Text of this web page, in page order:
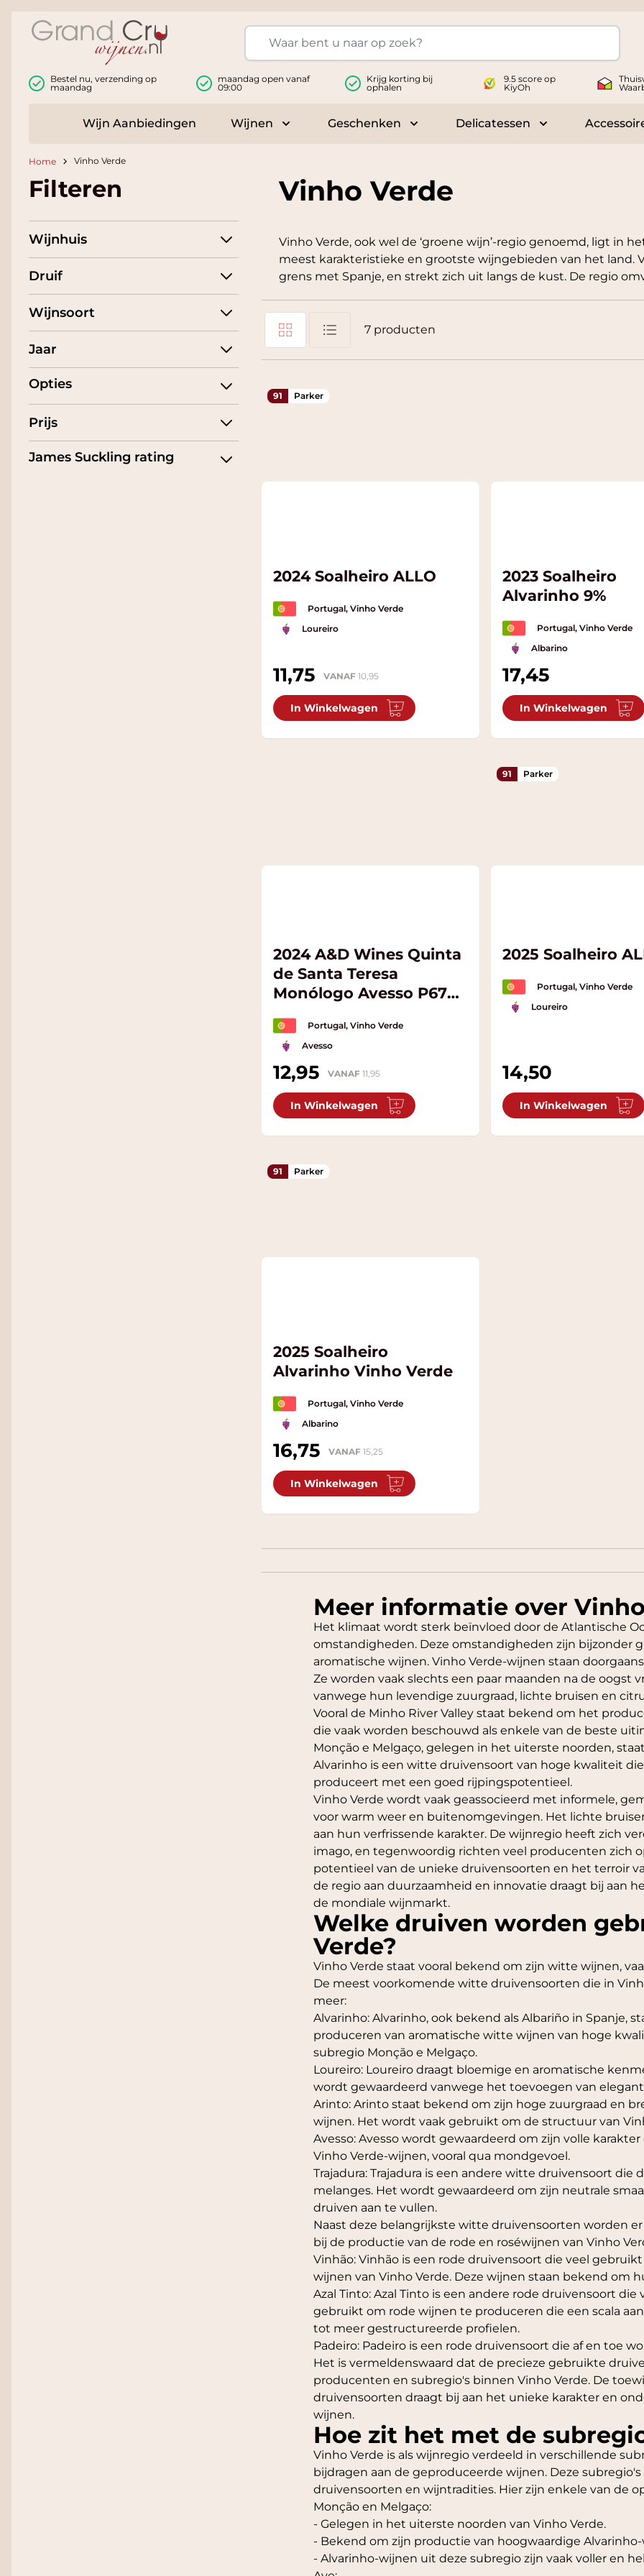
Bestel nu, verzending op
maandag
maandag open vanaf
09:00
Krijg korting bij
ophalen
9.5 score op
KiyOh
Wijn Aanbiedingen Wijnen
Toggle submenu for Wijnen
Geschenken
Toggle submenu for Geschenken
Delicatessen
Toggle submenu
Home Vinho Verde
Filteren
Wijnhuis
Druif
Wijnsoort
Jaar
Opties
Prijs
James Suckling rating
Vinho Verde
Vinho Verde, ook wel de ‘groene wijn’-regio genoemd, ligt in
meest karakteristieke en grootste wijngebieden van het land.
grens met Spanje, en strekt zich uit langs de kust. De regio
Tonen als 7producten
91 Parker
2024 Soalheiro ALLO
Portugal, Vinho Verde
Loureiro
11,75 VANAF 10,95
In Winkelwagen
2023 Soalheiro
Alvarinho 9%
Portugal, Vinho Verde
Albarino
17,45
In Winkelwagen
2024 A&D Wines Quinta
de Santa Teresa
Monólogo Avesso P67
Portugal, Vinho Verde
Avesso
12,95 VANAF 11,95
In Winkelwagen
91 Parker
2025 Soalheiro
Portugal, Vinho Verde
Loureiro
14,50
In Winkelwagen
91 Parker
2025 Soalheiro
Alvarinho Vinho Verde
Portugal, Vinho Verde
Albarino
16,75 VANAF 15,25
In Winkelwagen
Meer informatie over
Het klimaat wordt sterk beïnvloed door de Atlantische
omstandigheden. Deze omstandigheden zijn bijzonder
aromatische wijnen. Vinho Verde-wijnen staan
Ze worden vaak slechts een paar maanden na de oogst
vanwege hun levendige zuurgraad, lichte bruisen en
Vooral de Minho River Valley staat bekend om het
die vaak worden beschouwd als enkele van de beste
Monção e Melgaço, gelegen in het uiterste noorden,
Alvarinho is een witte druivensoort van hoge kwaliteit
produceert met een goed rijpingspotentieel.
Vinho Verde wordt vaak geassocieerd met informele,
voor warm weer en buitenomgevingen. Het lichte
aan hun verfrissende karakter. De wijnregio heeft zich
imago, en tegenwoordig richten veel producenten zich
potentieel van de unieke druivensoorten en het terroir
de regio aan duurzaamheid en innovatie draagt bij aan
de mondiale wijnmarkt.
Welke druiven worden
Verde?
Vinho Verde staat vooral bekend om zijn witte wijnen,
De meest voorkomende witte druivensoorten die in
meer:
Alvarinho: Alvarinho, ook bekend als Albariño in Spanje,
produceren van aromatische witte wijnen van hoge
subregio Monção e Melgaço.
Loureiro: Loureiro draagt bloemige en aromatische
wordt gewaardeerd vanwege het toevoegen van
Arinto: Arinto staat bekend om zijn hoge zuurgraad en
wijnen. Het wordt vaak gebruikt om de structuur van
Avesso: Avesso wordt gewaardeerd om zijn volle
Vinho Verde-wijnen, vooral qua mondgevoel.
Trajadura: Trajadura is een andere witte druivensoort die
melanges. Het wordt gewaardeerd om zijn neutrale
druiven aan te vullen.
Naast deze belangrijkste witte druivensoorten worden
bij de productie van de rode en roséwijnen van Vinho
Vinhão: Vinhão is een rode druivensoort die veel
wijnen van Vinho Verde. Deze wijnen staan bekend om
Azal Tinto: Azal Tinto is een andere rode druivensoort
gebruikt om rode wijnen te produceren die een scala
tot meer gestructureerde profielen.
Padeiro: Padeiro is een rode druivensoort die af en toe
Het is vermeldenswaard dat de precieze gebruikte
producenten en subregio's binnen Vinho Verde. De
druivensoorten draagt bij aan het unieke karakter en
wijnen.
Hoe zit het met de
Vinho Verde is als wijnregio verdeeld in verschillende
bijdragen aan de geproduceerde wijnen. Deze
druivensoorten en wijntradities. Hier zijn enkele van de
Monção en Melgaço:
- Gelegen in het uiterste noorden van Vinho Verde.
- Bekend om zijn productie van hoogwaardige
- Alvarinho-wijnen uit deze subregio zijn vaak voller en